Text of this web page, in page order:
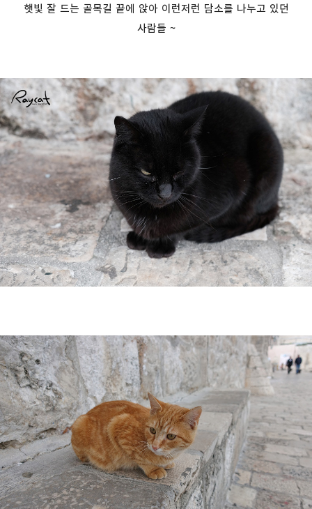
햇빛 잘 드는 골목길 끝에 앉아 이런저런 담소를 나누고 있던
사람들 ~